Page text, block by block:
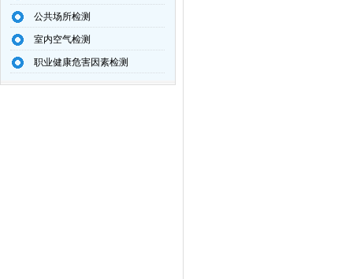
公共场所检测
室内空气检测
职业健康危害因素检测